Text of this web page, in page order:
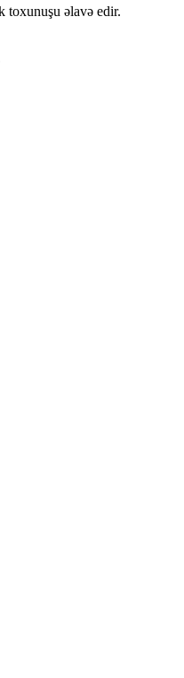
toxunuşu əlavə edir.